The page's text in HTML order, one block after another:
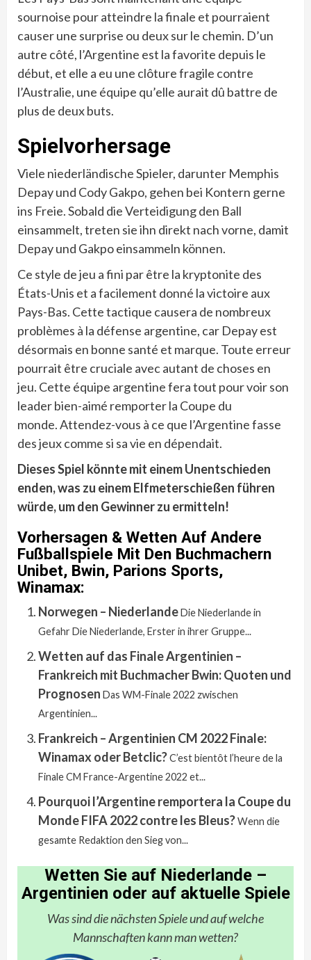
sournoise pour atteindre la finale et pourraient
causer une surprise ou deux sur le chemin. D’un
autre côté, l’Argentine est la favorite depuis le
début, et elle a eu une clôture fragile contre
l’Australie, une équipe qu’elle aurait dû battre de
plus de deux buts.
Spielvorhersage
Viele niederländische Spieler, darunter Memphis
Depay und Cody Gakpo, gehen bei Kontern gerne
ins Freie. Sobald die Verteidigung den Ball
einsammelt, treten sie ihn direkt nach vorne, damit
Depay und Gakpo einsammeln können.
Ce style de jeu a fini par être la kryptonite des
États-Unis et a facilement donné la victoire aux
Pays-Bas. Cette tactique causera de nombreux
problèmes à la défense argentine, car Depay est
désormais en bonne santé et marque. Toute erreur
pourrait être cruciale avec autant de choses en
jeu. Cette équipe argentine fera tout pour voir son
leader bien-aimé remporter la Coupe du
monde. Attendez-vous à ce que l’Argentine fasse
des jeux comme si sa vie en dépendait.
Dieses Spiel könnte mit einem Unentschieden
enden, was zu einem Elfmeterschießen führen
würde, um den Gewinner zu ermitteln!
Vorhersagen & Wetten Auf Andere
Fußballspiele Mit Den Buchmachern
Unibet, Bwin, Parions Sports,
Winamax:
Norwegen – NiederlandeDie Niederlande in
Gefahr Die Niederlande, Erster in ihrer Gruppe...
Wetten auf das Finale Argentinien –
Frankreich mit Buchmacher Bwin: Quoten und
Prognosen Das WM-Finale 2022 zwischen
Argentinien...
Frankreich – Argentinien CM 2022 Finale:
Winamax oder Betclic?C’est bientôt l’heure de la
Finale CM France-Argentine 2022 et...
Pourquoi l’Argentine remportera la Coupe du
Monde FIFA 2022 contre les Bleus?Wenn die
gesamte Redaktion den Sieg von...
Wetten Sie auf Niederlande –
Argentinien oder auf aktuelle Spiele
Was sind die nächsten Spiele und auf welche
Mannschaften kann man wetten?